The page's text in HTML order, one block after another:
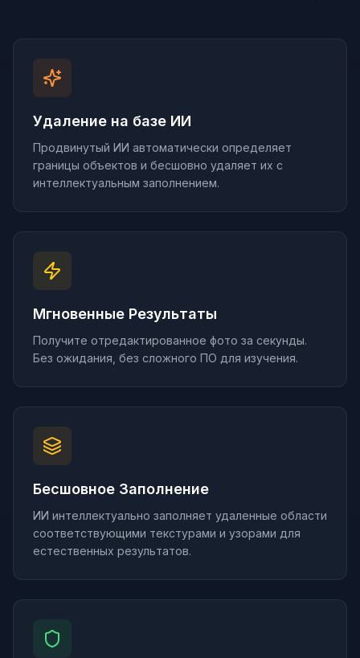
Удаление на базе ИИ
Продвинутый ИИ автоматически определяет
границы объектов и бесшовно удаляет их с
интеллектуальным заполнением.
Мгновенные Результаты
Получите отредактированное фото за секунды.
Без ожидания, без сложного ПО для изучения.
Бесшовное Заполнение
ИИ интеллектуально заполняет удаленные области
соответствующими текстурами и узорами для
естественных результатов.